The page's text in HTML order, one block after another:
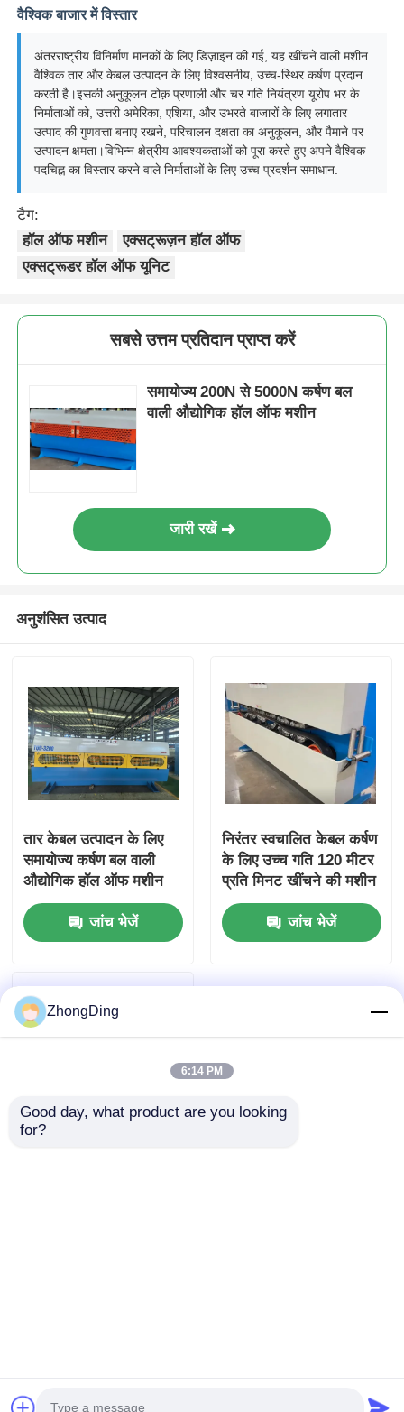
हॉल ऑफ मशीन
केबल पैकिंग मशीन
केबल रोलिंग मशीन
स्ट्रिपिंग एक्सट्रूज़न मशीन
वैश्विक बाजार में विस्तार
अंतरराष्ट्रीय विनिर्माण मानकों के लिए डिज़ाइन की गई, यह खींचने वाली मशीन
वैश्विक तार और केबल उत्पादन के लिए विश्वसनीय, उच्च-स्थिर कर्षण प्रदान
करती है।इसकी अनुकूलन टोक़ प्रणाली और चर गति नियंत्रण यूरोप भर के
निर्माताओं को, उत्तरी अमेरिका, एशिया, और उभरते बाजारों के लिए लगातार
उत्पाद की गुणवत्ता बनाए रखने, परिचालन दक्षता का अनुकूलन, और पैमाने पर
उत्पादन क्षमता।विभिन्न क्षेत्रीय आवश्यकताओं को पूरा करते हुए अपने वैश्विक
पदचिह्न का विस्तार करने वाले निर्माताओं के लिए उच्च प्रदर्शन समाधान.
टैग:
हॉल ऑफ मशीन
एक्सट्रूज़न हॉल ऑफ
एक्सट्रूडर हॉल ऑफ यूनिट
सबसे उत्तम प्रतिदान प्राप्त करें
समायोज्य 200N से 5000N कर्षण बल
वाली औद्योगिक हॉल ऑफ मशीन
जारी रखें
अनुशंसित उत्पाद
तार केबल उत्पादन के लिए
समायोज्य कर्षण बल वाली
औद्योगिक हॉल ऑफ मशीन
जांच भेजें
निरंतर स्वचालित केबल कर्षण
के लिए उच्च गति 120 मीटर
प्रति मिनट खींचने की मशीन
जांच भेजें
ZhongDing
6:14 PM
Good day, what product are you looking
for?